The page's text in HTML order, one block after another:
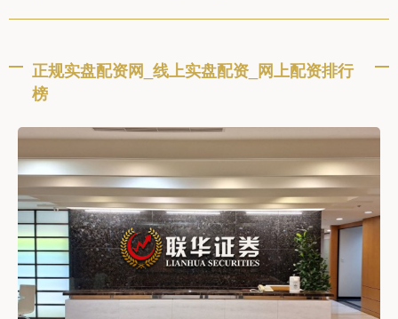
正规实盘配资网_线上实盘配资_网上配资排行
榜